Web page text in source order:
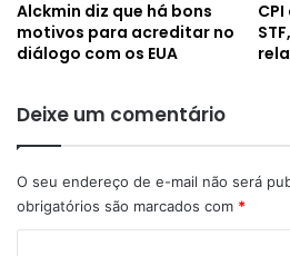
Alckmin diz que há bons
motivos para acreditar no
diálogo com os EUA
Deixe um comentário
O seu endereço de e-mail não será
obrigatórios são marcados com *